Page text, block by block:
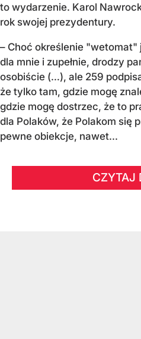
to wydarzenie. Karol
rok swojej prezydentury.
– Choć określenie
dla mnie i zupełnie, drodzy
osobiście (…), ale 259
że tylko tam, gdzie mogę
gdzie mogę dostrzec, że to
dla Polaków, że Polakom się
pewne obiekcje, nawet...
CZYTAJ